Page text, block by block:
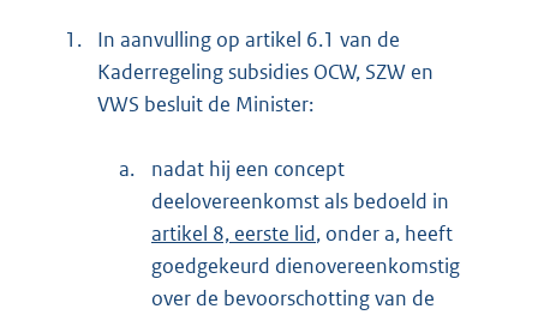
1.
In aanvulling op artikel 6.1 van de
Kaderregeling subsidies OCW, SZW en
VWS besluit de Minister:
a.
nadat hij een concept
deelovereenkomst als bedoeld in
artikel 8, eerste lid, onder a, heeft
goedgekeurd dienovereenkomstig
over de bevoorschotting van de